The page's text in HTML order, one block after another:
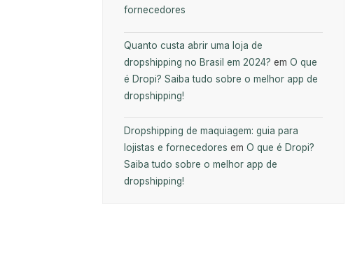
fornecedores
Quanto custa abrir uma loja de
dropshipping no Brasil em 2024? em O que
é Dropi? Saiba tudo sobre o melhor app de
dropshipping!
Dropshipping de maquiagem: guia para
lojistas e fornecedores em O que é Dropi?
Saiba tudo sobre o melhor app de
dropshipping!